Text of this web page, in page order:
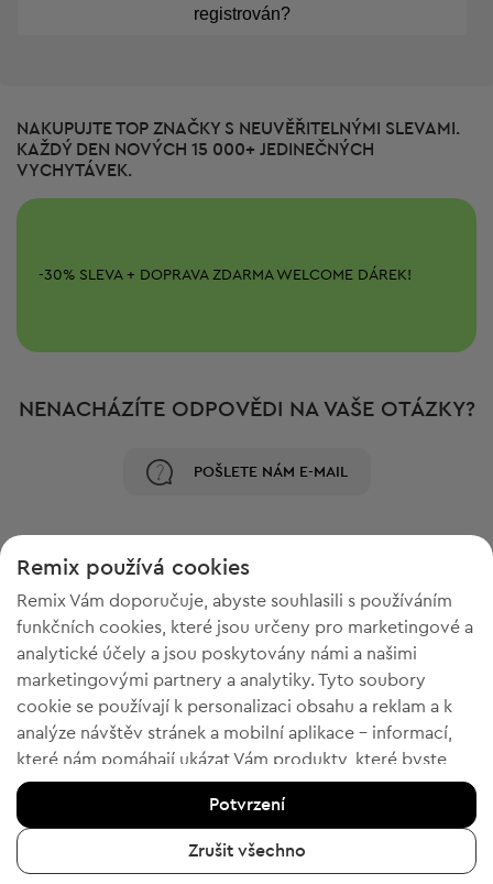
registrován?
NAKUPUJTE TOP ZNAČKY S NEUVĚŘITELNÝMI SLEVAMI.
KAŽDÝ DEN NOVÝCH 15 000+ JEDINEČNÝCH
VYCHYTÁVEK.
-30% SLEVA + DOPRAVA ZDARMAWELCOME DÁREK!
NENACHÁZÍTE ODPOVĚDI NA VAŠE OTÁZKY?
POŠLETE NÁM E-MAIL
POTŘEBUJETE PROSTOR VE
SKŘÍNI?
Prodejte oblečení, doplňky a boty, které již nenosíte. Jednoduše,
pohodlně a zdarma!
Prodejte
Remix používá cookies
Remix Vám doporučuje, abyste souhlasili s používáním
funkčních cookies, které jsou určeny pro marketingové a
analytické účely a jsou poskytovány námi a našimi
marketingovými partnery a analytiky. Tyto soubory
cookie se používají k personalizaci obsahu a reklam a k
analýze návštěv stránek a mobilní aplikace - informací,
které nám pomáhají ukázat Vám produkty, které byste
chtěli. Pokud souhlasíte, potvrďte prosím kliknutím na
tlačítko „Ano, souhlasím“.
Chcete-li získat více informací, klikněte na „Chci více
informací“ nebo navštivte „Zásady ochrany osobních
Potvrzení
Zrušit všechno